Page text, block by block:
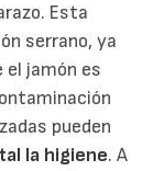
Esta
serrano, ya
el jamón es
pueden
la higiene. A